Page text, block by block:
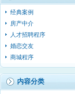
经典案例
房产中介
人才招聘程序
婚恋交友
商城程序
内容分类